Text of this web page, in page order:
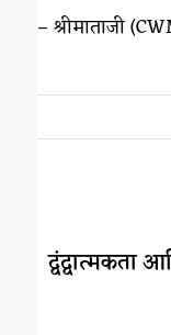
– श्रीमाताजी
द्वंद्वात्मकता